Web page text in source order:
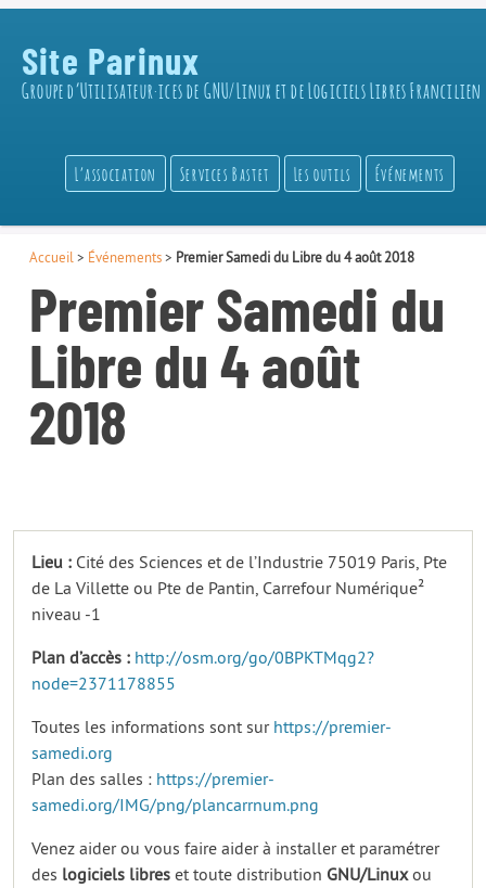
Site Parinux
Groupe d’Utilisateur·ices de GNU/Linux et de Logiciels Libres Francilien
L’association Services Bastet Les outils Événements
Accueil > Événements> Premier Samedi du Libre du 4 août 2018
Premier Samedi du
Libre du 4 août
2018
Lieu : Cité des Sciences et de l’Industrie 75019 Paris, Pte
de La Villette ou Pte de Pantin, Carrefour Numérique²
niveau -1
Plan d’accès : http://osm.org/go/0BPKTMqg2?
node=2371178855
Toutes les informations sont sur https://premier-
samedi.org
Plan des salles : https://premier-
samedi.org/IMG/png/plancarrnum.png
Venez aider ou vous faire aider à installer et paramétrer
des logiciels libres et toute distribution GNU/Linuxou